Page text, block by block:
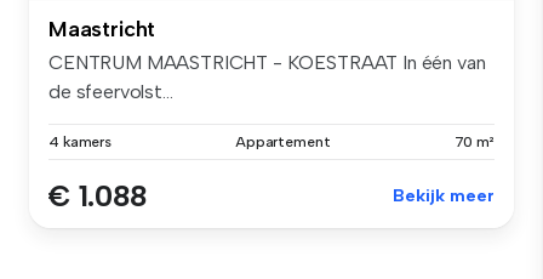
Maastricht
CENTRUM MAASTRICHT - KOESTRAAT In één van
de sfeervolst...
4 kamers Appartement 70 m²
€ 1.088 Bekijk meer